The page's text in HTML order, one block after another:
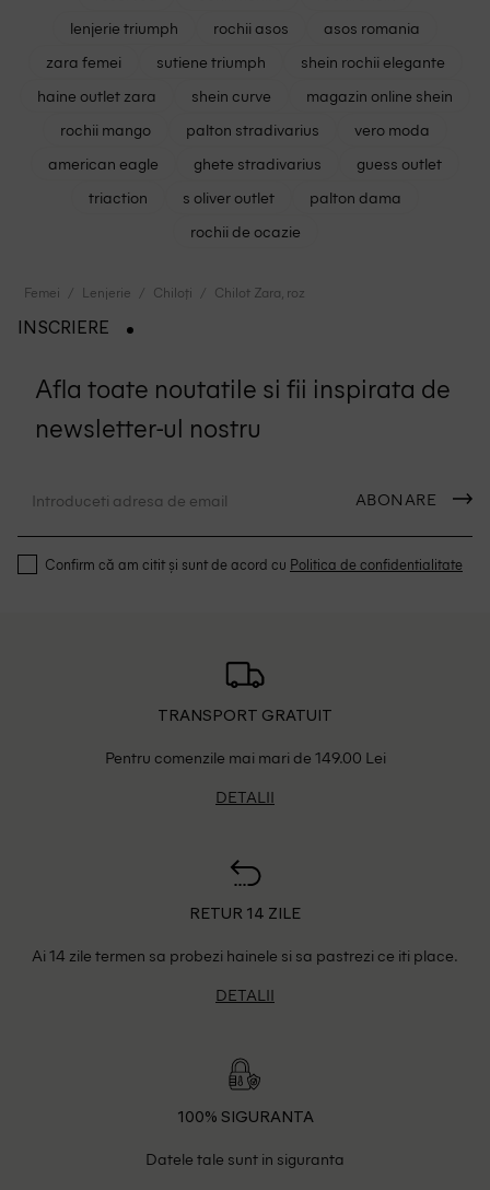
lenjerie triumph
rochii asos
asos romania
zara femei
sutiene triumph
shein rochii elegante
haine outlet zara
shein curve
magazin online shein
rochii mango
palton stradivarius
vero moda
american eagle
ghete stradivarius
guess outlet
triaction
s oliver outlet
palton dama
rochii de ocazie
Femei Lenjerie Chiloți Chilot Zara, roz
INSCRIERE
Afla toate noutatile si fii inspirata de
newsletter-ul nostru
ABONARE
Confirm că am citit și sunt de acord cu Politica de confidentialitate
TRANSPORT GRATUIT
Pentru comenzile mai mari de 149.00 Lei
DETALII
RETUR 14 ZILE
Ai 14 zile termen sa probezi hainele si sa pastrezi ce iti place.
DETALII
100% SIGURANTA
Datele tale sunt in siguranta